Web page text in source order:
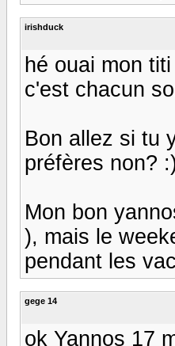
irishduck
hé ouai mon
c'est chacun
Bon allez si tu
préfères non?
Mon bon
), mais le
pendant les
gege 14
ok Yannos 17